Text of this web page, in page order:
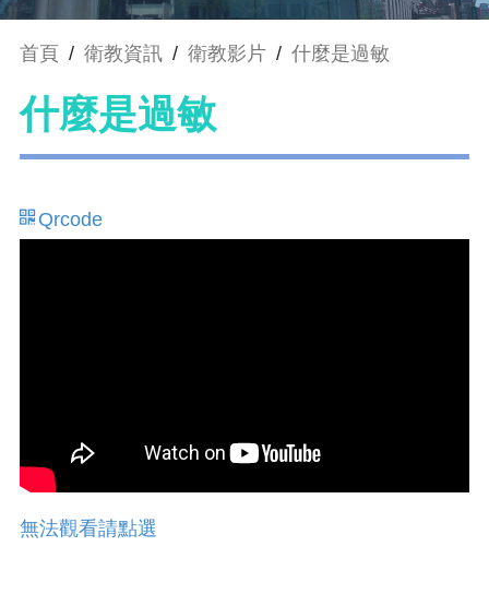
首頁 / 衛教資訊 / 衛教影片 / 什麼是過敏
什麼是過敏
Qrcode
無法觀看請點選